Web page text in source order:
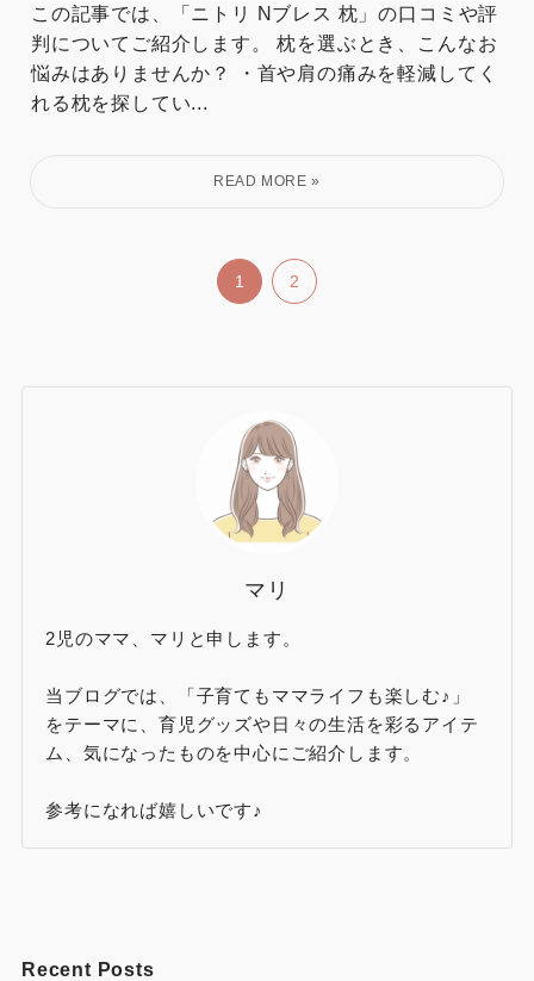
この記事では、「ニトリ Nブレス 枕」の口コミや評
判についてご紹介します。 枕を選ぶとき、こんなお
悩みはありませんか？ ・首や肩の痛みを軽減してく
れる枕を探してい...
1 2
マリ
2児のママ、マリと申します。
当ブログでは、「子育てもママライフも楽しむ♪」
をテーマに、育児グッズや日々の生活を彩るアイテ
ム、気になったものを中心にご紹介します。
参考になれば嬉しいです♪